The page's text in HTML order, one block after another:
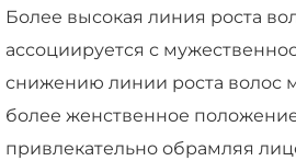
Более высокая линия роста
ассоциируется с
снижению линии роста волос
более женственное
привлекательно обрамляя